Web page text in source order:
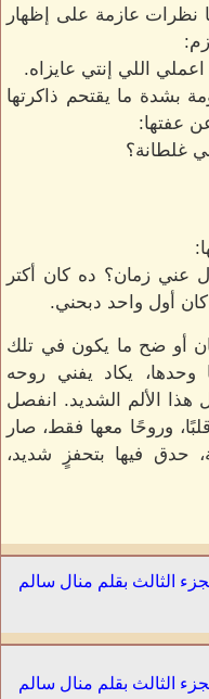
نظرات عازمة على إظهار
اللي إنتي عايزاه.
بشدة ما يقتحم ذاكرتها
عفتها:
غلطانة؟
عني زمان؟ ده كان أكتر
أول واحد دبحني.
أو ضح ما يكون في تلك
وحدها، يكاد يفني روحه
الألم الشديد. انفصل
وروحًا معها فقط، صار
حدق فيها بتحفزٍ شديد،
الثالث بقلم منال سالم
الثالث بقلم منال سالم